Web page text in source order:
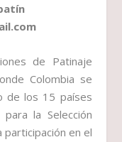
de Patinaje
Colombia se
de los 15 países
la Selección
participación en el